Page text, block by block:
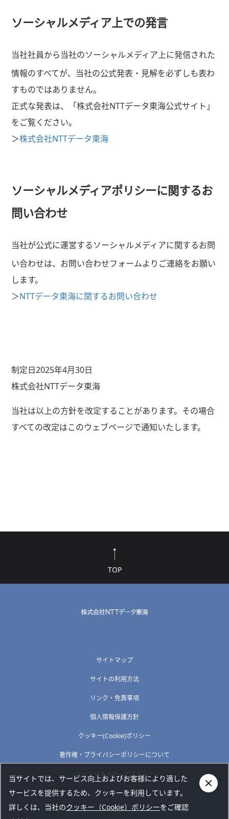
ソーシャルメディア上での発言
当社社員から当社のソーシャルメディア上に発信された
情報のすべてが、当社の公式発表・見解を必ずしも表わ
すものではありません。
正式な発表は、「株式会社NTTデータ東海公式サイト」
をご覧ください。
＞株式会社NTTデータ東海
ソーシャルメディアポリシーに関するお
問い合わせ
当社が公式に運営するソーシャルメディアに関するお問
い合わせは、お問い合わせフォームよりご連絡をお願い
します。
＞NTTデータ東海に関するお問い合わせ
制定日2025年4月30日
株式会社NTTデータ東海
当社は以上の方針を改定することがあります。その場合
すべての改定はこのウェブページで通知いたします。
TOP
サイトマップ
サイトの利用方法
リンク・免責事項
個人情報保護方針
クッキー(Cookie)ポリシー
著作権・プライバシーポリシーについて
ソーシャルメディアポリシー
当サイトでは、サービス向上およびお客様により適した
サービスを提供するため、クッキーを利用しています。
詳しくは、当社のクッキー（Cookie）ポリシーをご確認